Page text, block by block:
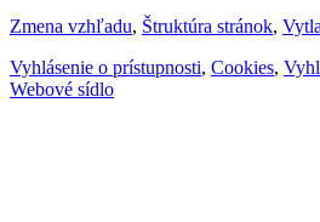
Zmena vzhľadu, Štruktúra stránok,
Vyhlásenie o prístupnosti, Cookies,
Webové sídlo